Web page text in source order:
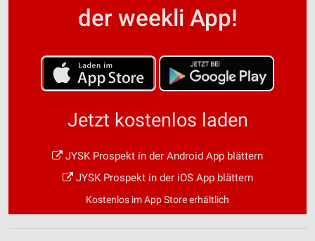
der weekli App!
Jetzt kostenlos laden
JYSK Prospekt in der Android App blättern
JYSK Prospekt in der iOS App blättern
Kostenlos im App Store erhältlich